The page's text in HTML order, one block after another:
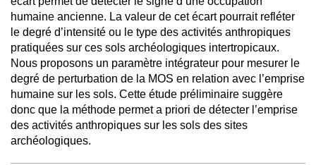
humaine ancienne. La valeur de cet écart pourrait refléter
le degré d’intensité ou le type des activités anthropiques
pratiquées sur ces sols archéologiques intertropicaux.
Nous proposons un paramètre intégrateur pour mesurer le
degré de perturbation de la MOS en relation avec l’emprise
humaine sur les sols. Cette étude préliminaire suggère
donc que la méthode permet a priori de détecter l’emprise
des activités anthropiques sur les sols des sites
archéologiques.